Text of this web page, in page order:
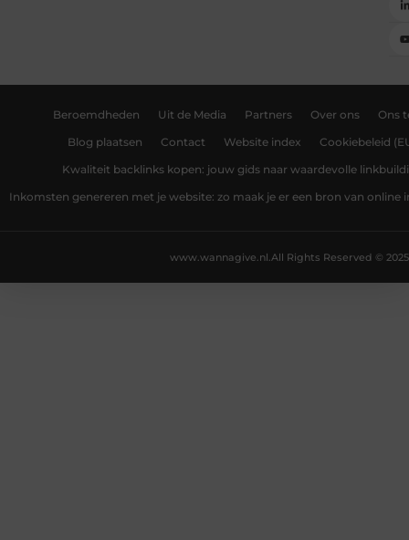
Beroemdheden Uit de Media Partners Over ons Ons
Blog plaatsen Contact Website index Cookiebeleid
Kwaliteit backlinks kopen: jouw gids naar waardevolle
Inkomsten genereren met je website: zo maak je er een bron van online
All Rights Reserved © 2025
www.wannagive.nl.